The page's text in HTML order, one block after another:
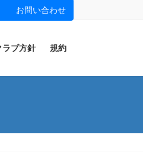
お問い合わせ
ラブ方針 規約